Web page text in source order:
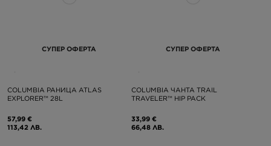
СУПЕР ОФЕРТА
COLUMBIA РАНИЦА ATLAS
EXPLORER™ 28L
57,99 €
113,42 ЛВ.
СУПЕР ОФЕРТА
COLUMBIA ЧАНТА TRAIL
TRAVELER™ HIP PACK
33,99 €
66,48 ЛВ.